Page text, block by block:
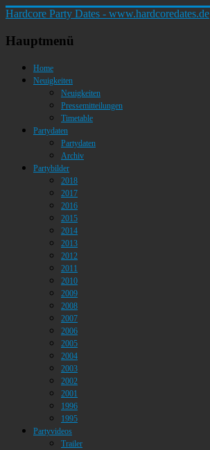
Hardcore Party Dates - www.hardcoredates.de
Hauptmenü
Home
Neuigkeiten
Neuigkeiten
Pressemitteilungen
Timetable
Partydaten
Partydaten
Archiv
Partybilder
2018
2017
2016
2015
2014
2013
2012
2011
2010
2009
2008
2007
2006
2005
2004
2003
2002
2001
1996
1995
Partyvideos
Trailer